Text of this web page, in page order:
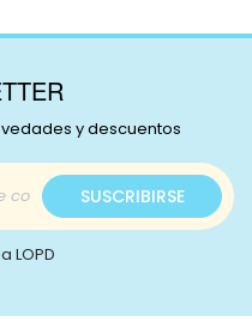
y descuentos
SUSCRIBIRSE
LOPD